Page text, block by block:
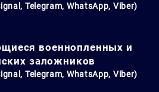
Telegram, WhatsApp, Viber)
военнопленных и
заложников
Telegram, WhatsApp, Viber)